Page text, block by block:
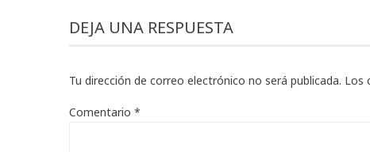
DEJA UNA RESPUESTA
Tu dirección de correo electrónico no será publicada. Los
Comentario *